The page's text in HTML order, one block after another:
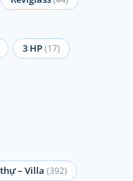
3 HP(17)
– Villa (392)